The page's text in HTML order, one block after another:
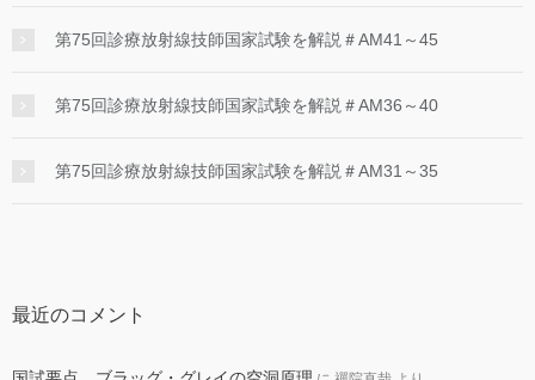
第75回診療放射線技師国家試験を解説＃AM41～45
第75回診療放射線技師国家試験を解説＃AM36～40
第75回診療放射線技師国家試験を解説＃AM31～35
最近のコメント